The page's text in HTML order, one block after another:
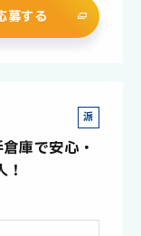
募する
派
庫で安心・